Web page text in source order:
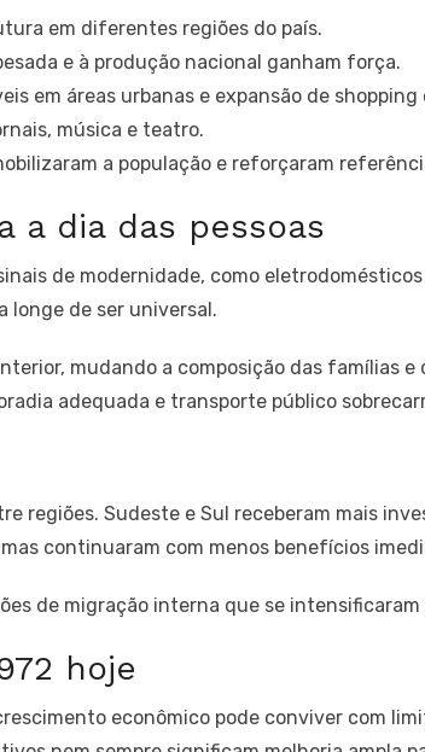
em diferentes regiões do país.
e à produção nacional ganham força.
em áreas urbanas e expansão de
música e teatro.
a população e reforçaram
a dia das pessoas
de modernidade, como
longe de ser universal.
mudando a composição das famílias
adequada e transporte público
regiões. Sudeste e Sul receberam mais
continuaram com menos benefícios
de migração interna que se
hoje
econômico pode conviver com